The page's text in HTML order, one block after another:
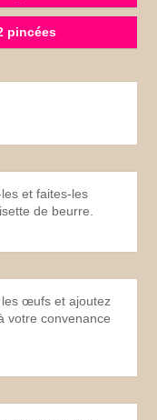
pincées
et faites-les
de beurre.
les œufs et ajoutez
votre convenance